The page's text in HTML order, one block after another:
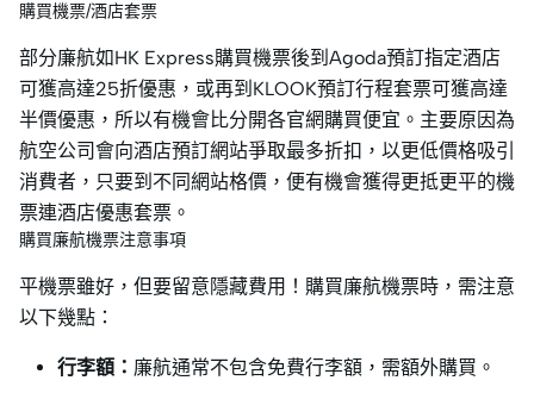
購買機票/酒店套票
部分廉航如HK Express購買機票後到Agoda預訂指定酒店
可獲高達25折優惠，或再到KLOOK預訂行程套票可獲高達
半價優惠，所以有機會比分開各官網購買便宜。主要原因為
航空公司會向酒店預訂網站爭取最多折扣，以更低價格吸引
消費者，只要到不同網站格價，便有機會獲得更抵更平的機
票連酒店優惠套票。
購買廉航機票注意事項
平機票雖好，但要留意隱藏費用！購買廉航機票時，需注意
以下幾點：
行李額： 廉航通常不包含免費行李額，需額外購買。